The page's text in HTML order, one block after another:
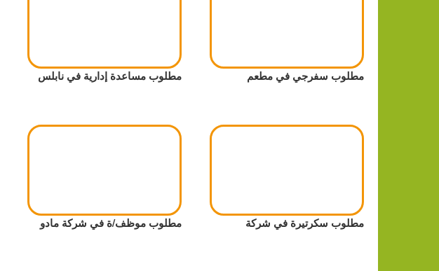
مطلوب سفرجي في مطعم مطلوب مساعدة إدارية في نابلس
مطلوب سكرتيرة في شركة مطلوب موظف/ة في شركة مادو